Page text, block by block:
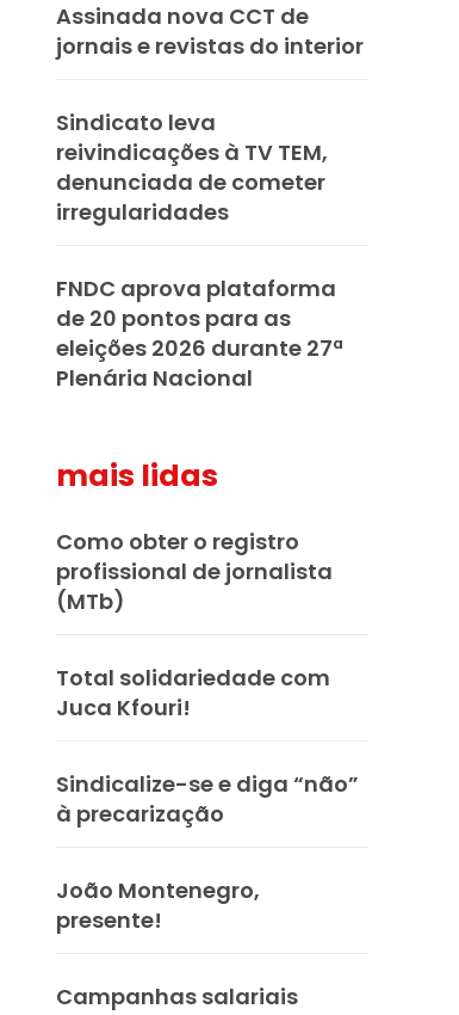
Assinada nova CCT de
jornais e revistas do interior
Sindicato leva
reivindicações à TV TEM,
denunciada de cometer
irregularidades
FNDC aprova plataforma
de 20 pontos para as
eleições 2026 durante 27ª
Plenária Nacional
mais lidas
Como obter o registro
profissional de jornalista
(MTb)
Total solidariedade com
Juca Kfouri!
Sindicalize-se e diga “não”
à precarização
João Montenegro,
presente!
Campanhas salariais